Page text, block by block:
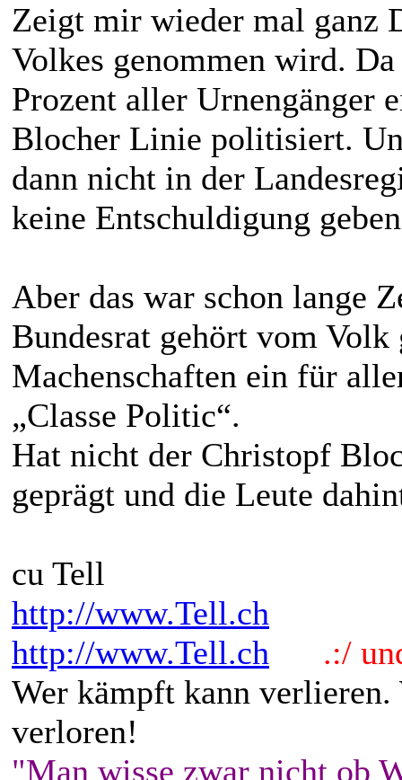
Zeigt mir wieder mal ganz
Volkes genommen wird.
Prozent aller Urnengänger
Blocher Linie politisiert.
dann nicht in der
keine Entschuldigung
Aber das war schon lange
Bundesrat gehört vom
Machenschaften ein für
„Classe Politic“.
Hat nicht der Christopf
geprägt und die Leute
cu Tell
http://www.Tell.ch
http://www.Tell.ch
.:/
Wer kämpft kann
verloren!
"Man wisse zwar nicht ob